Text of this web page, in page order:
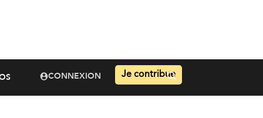
CONNEXION Je contribue